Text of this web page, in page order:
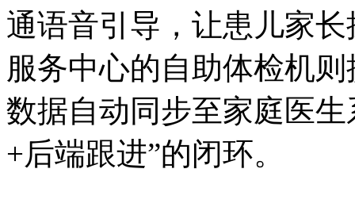
通语音引导，让患儿家
服务中心的自助体检机
数据自动同步至家庭医
+后端跟进”的闭环。